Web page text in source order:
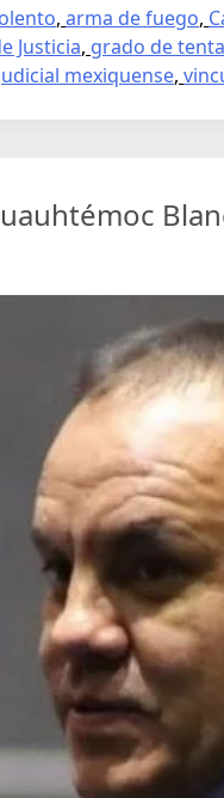
, arma de fuego,
Justicia, grado de
mexiquense,